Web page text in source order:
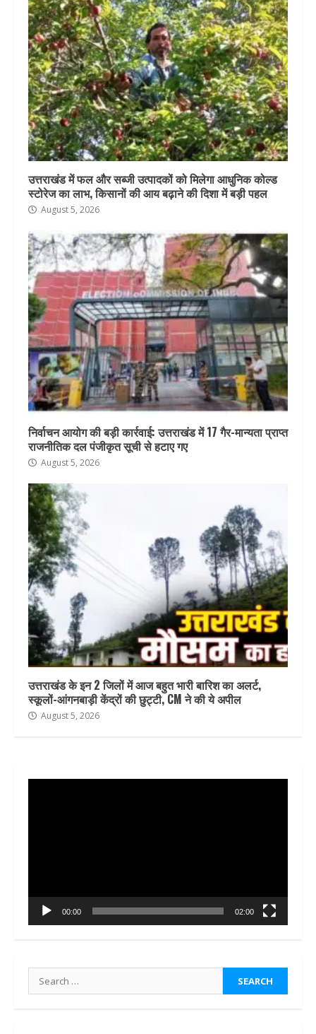
उत्तराखंड में फल और सब्जी उत्पादकों को मिलेगा आधुनिक कोल्ड
स्टोरेज का लाभ, किसानों की आय बढ़ाने की दिशा में बड़ी पहल
August 5, 2026
निर्वाचन आयोग की बड़ी कार्रवाई: उत्तराखंड में 17 गैर-मान्यता प्राप्त
राजनीतिक दल पंजीकृत सूची से हटाए गए
August 5, 2026
उत्तराखंड के इन 2 जिलों में आज बहुत भारी बारिश का अलर्ट,
स्कूलों-आंगनबाड़ी केंद्रों की छुट्टी, CM ने की ये अपील
August 5, 2026
00:00 02:00
Search
for: